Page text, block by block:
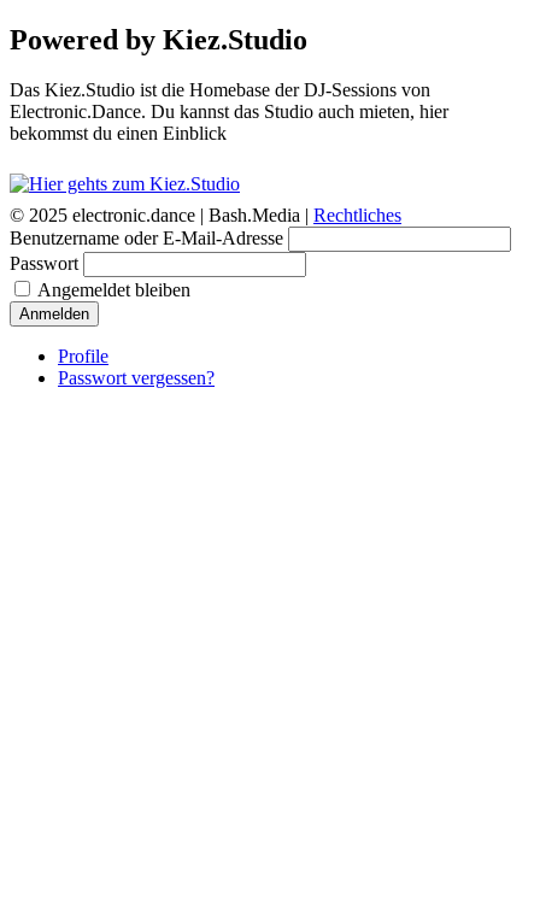
Powered by Kiez.Studio
Das Kiez.Studio ist die Homebase der DJ-Sessions von
Electronic.Dance. Du kannst das Studio auch mieten, hier
bekommst du einen Einblick
© 2025 electronic.dance | Bash.Media | Rechtliches
Benutzername oder E-Mail-Adresse
Passwort
Angemeldet bleiben
Anmelden
Profile
Passwort vergessen?